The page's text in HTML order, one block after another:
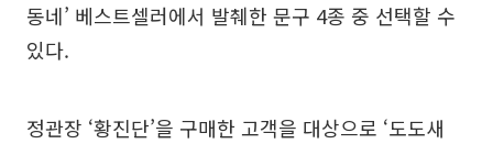
동네’ 베스트셀러에서 발췌한 문구 4종 중 선택할 수
있다.
정관장 ‘황진단’을 구매한 고객을 대상으로 ‘도도새